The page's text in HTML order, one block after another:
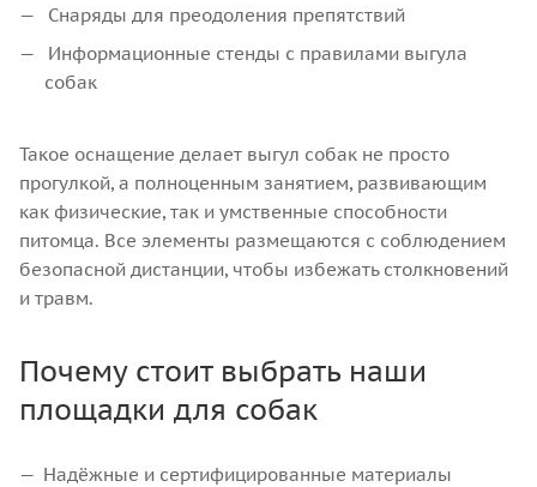
Снаряды для преодоления препятствий
Информационные стенды с правилами выгула
собак
Такое оснащение делает выгул собак не просто
прогулкой, а полноценным занятием, развивающим
как физические, так и умственные способности
питомца. Все элементы размещаются с соблюдением
безопасной дистанции, чтобы избежать столкновений
и травм.
Почему стоит выбрать наши
площадки для собак
Надёжные и сертифицированные материалы